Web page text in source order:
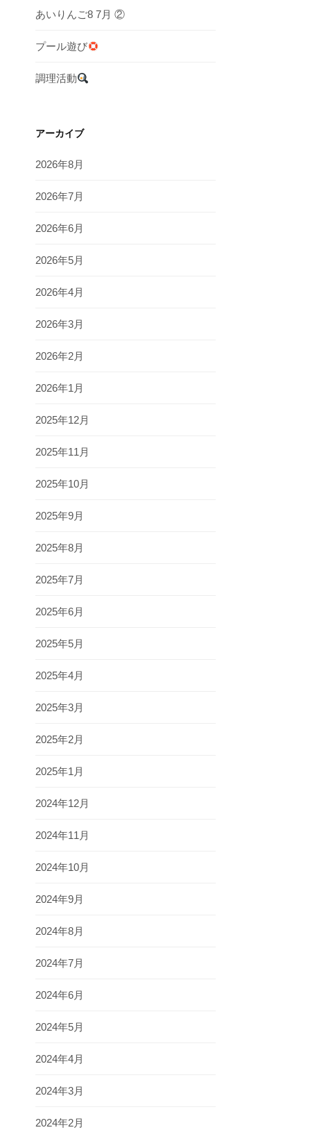
あいりんご8 7月 ②
プール遊び
調理活動
アーカイブ
2026年8月
2026年7月
2026年6月
2026年5月
2026年4月
2026年3月
2026年2月
2026年1月
2025年12月
2025年11月
2025年10月
2025年9月
2025年8月
2025年7月
2025年6月
2025年5月
2025年4月
2025年3月
2025年2月
2025年1月
2024年12月
2024年11月
2024年10月
2024年9月
2024年8月
2024年7月
2024年6月
2024年5月
2024年4月
2024年3月
2024年2月